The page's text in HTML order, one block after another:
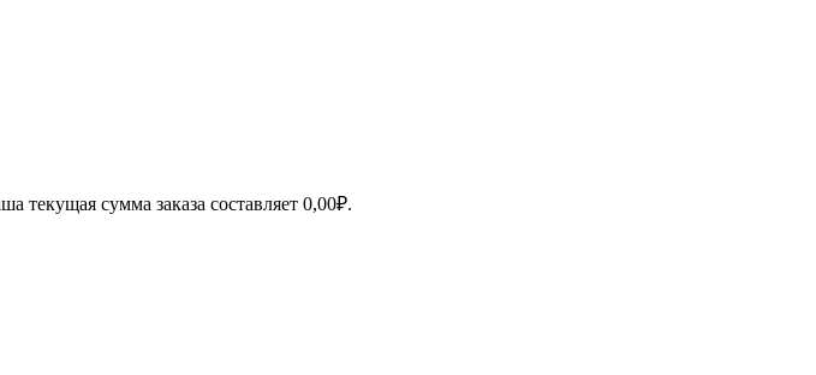
текущая сумма заказа составляет 0,00₽.